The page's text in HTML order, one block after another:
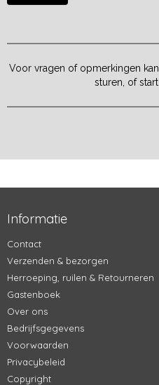
Voor vragen of opmerkingen
sturen, of
Informatie
Contact
Verzenden & bezorgen
Herroeping, ruilen & Retourneren
Gastenboek
Over ons
Bedrijfsgegevens
Voorwaarden
Privacybeleid
Copyright